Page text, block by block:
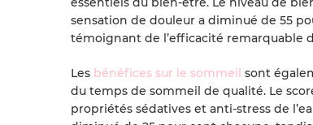
sensation de douleur a diminué de 55
témoignant de l’efficacité remarquable
Les bénéfices sur le sommeil sont
du temps de sommeil de qualité. Le
propriétés sédatives et anti-stress de